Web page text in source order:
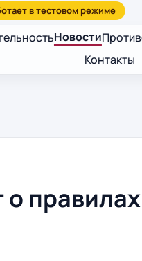
Новости
Контакты
правилах